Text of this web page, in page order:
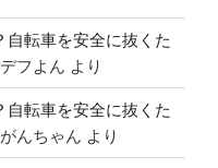
自転車を安全に抜くた
デフよん より
自転車を安全に抜くた
がんちゃん より